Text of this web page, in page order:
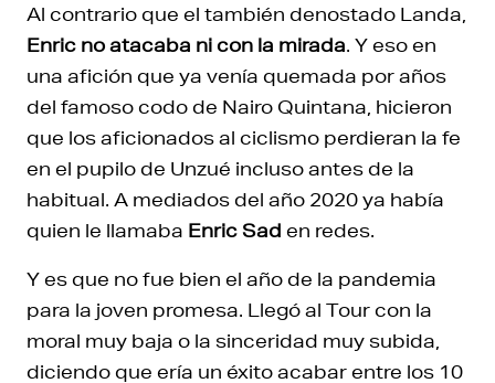
Al contrario que el también denostado Landa,
Enric no atacaba ni con la mirada. Y eso en
una afición que ya venía quemada por años
del famoso codo de Nairo Quintana, hicieron
que los aficionados al ciclismo perdieran la fe
en el pupilo de Unzué incluso antes de la
habitual. A mediados del año 2020 ya había
quien le llamaba Enric Sad en redes.
Y es que no fue bien el año de la pandemia
para la joven promesa. Llegó al Tour con la
moral muy baja o la sinceridad muy subida,
diciendo que ería un éxito acabar entre los 10